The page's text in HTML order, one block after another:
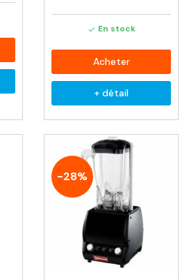
 En stock
Acheter
+ détail
-28%